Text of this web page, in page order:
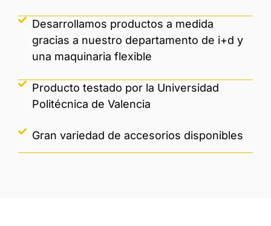
Desarrollamos productos a medida
gracias a nuestro departamento de i+d y
una maquinaria flexible
Producto testado por la Universidad
Politécnica de Valencia
Gran variedad de accesorios disponibles